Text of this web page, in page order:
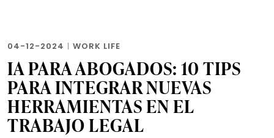
04-12-2024 | WORK LIFE
IA PARA ABOGADOS: 10 TIPS
PARA INTEGRAR NUEVAS
HERRAMIENTAS EN EL
TRABAJO LEGAL